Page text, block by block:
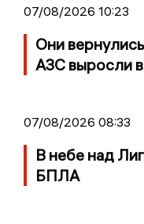
07/08/2026 10:23
Они
АЗС выросли
07/08/2026 08:33
В небе над
БПЛА